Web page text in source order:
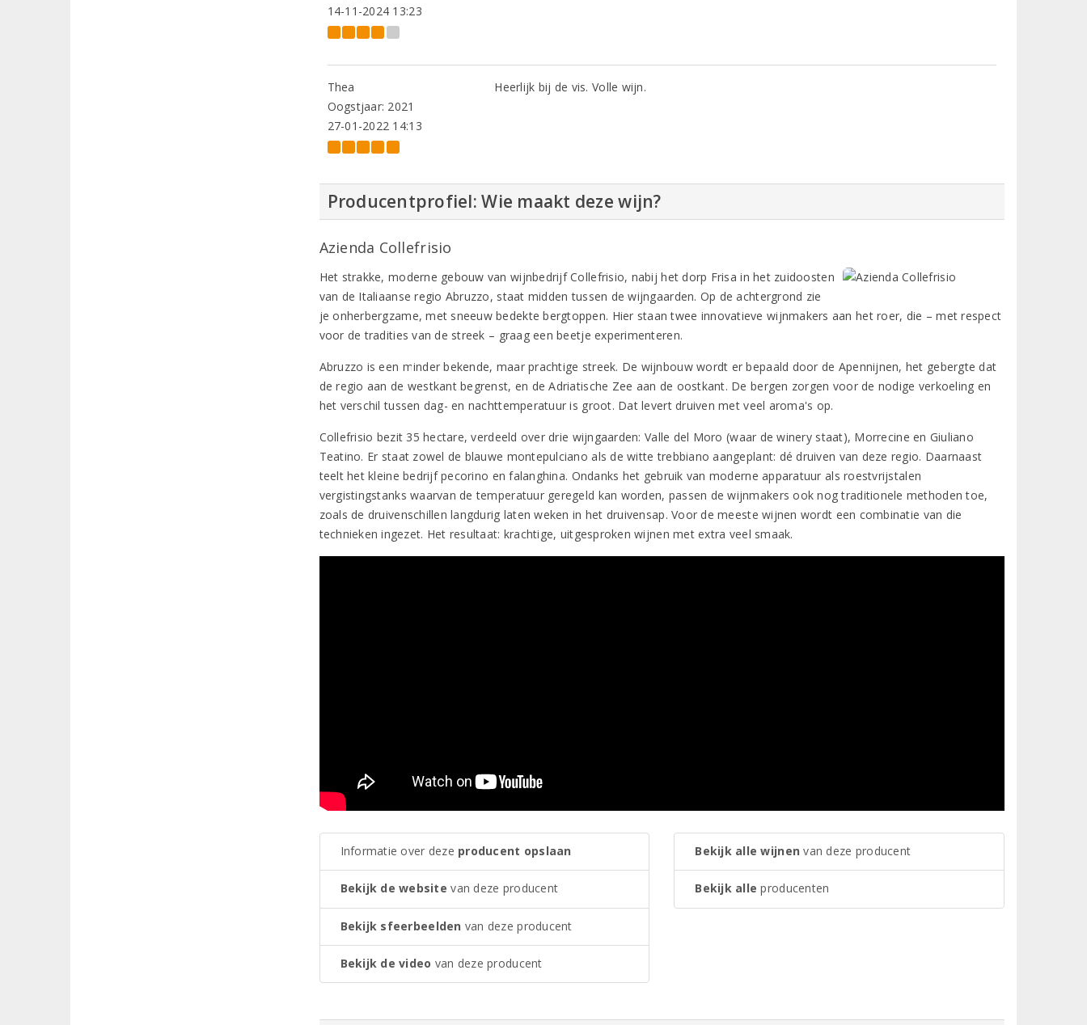
14-11-2024 13:23
Thea
Oogstjaar: 2021
27-01-2022 14:13
Heerlijk bij de vis. Volle wijn.
Producentprofiel: Wie maakt deze wijn?
Azienda Collefrisio
Het strakke, moderne gebouw van wijnbedrijf Collefrisio, nabij het dorp Frisa in het zuidoosten
van de Italiaanse regio Abruzzo, staat midden tussen de wijngaarden. Op de achtergrond zie
je onherbergzame, met sneeuw bedekte bergtoppen. Hier staan twee innovatieve wijnmakers aan het roer, die – met respect
voor de tradities van de streek – graag een beetje experimenteren.
Abruzzo is een minder bekende, maar prachtige streek. De wijnbouw wordt er bepaald door de Apennijnen, het gebergte dat
de regio aan de westkant begrenst, en de Adriatische Zee aan de oostkant. De bergen zorgen voor de nodige verkoeling en
het verschil tussen dag- en nachttemperatuur is groot. Dat levert druiven met veel aroma's op.
Collefrisio bezit 35 hectare, verdeeld over drie wijngaarden: Valle del Moro (waar de winery staat), Morrecine en Giuliano
Teatino. Er staat zowel de blauwe montepulciano als de witte trebbiano aangeplant: dé druiven van deze regio. Daarnaast
teelt het kleine bedrijf pecorino en falanghina. Ondanks het gebruik van moderne apparatuur als roestvrijstalen
vergistingstanks waarvan de temperatuur geregeld kan worden, passen de wijnmakers ook nog traditionele methoden toe,
zoals de druivenschillen langdurig laten weken in het druivensap. Voor de meeste wijnen wordt een combinatie van die
technieken ingezet. Het resultaat: krachtige, uitgesproken wijnen met extra veel smaak.
Informatie over deze producent opslaan
Bekijk de website van deze producent
Bekijk sfeerbeelden van deze producent
Bekijk de video van deze producent
Bekijk alle wijnen van deze producent
Bekijk alle producenten